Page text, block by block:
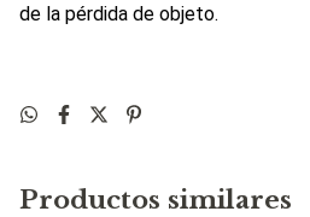
de la pérdida de objeto.
Productos similares